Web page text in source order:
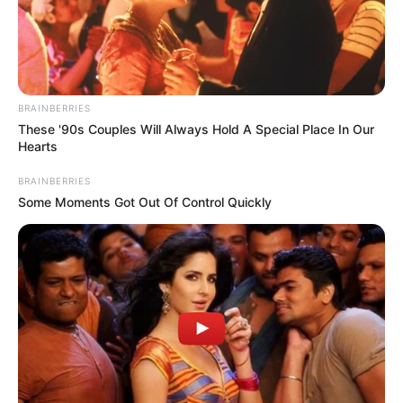
TEMAS RELACIONADOS
SEGURIDAD PRIVADA
CÚCUTA
MANTÉNGASE EN ALERTA
Tenemos todas las noticias que le
interesan. Para estar bien informado, por
favor, active las notificaciones de Alerta.
ACTIVAR AHORA
BRAINBERRIES
These '90s Couples Will Always Hold A Special Place In Our
Hearts
BRAINBERRIES
Some Moments Got Out Of Control Quickly